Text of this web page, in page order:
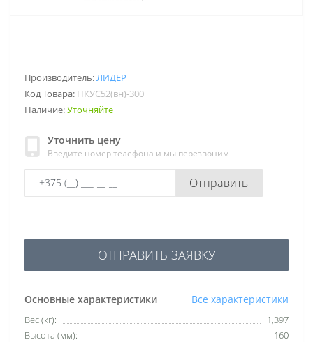
Производитель:ЛИДЕР
Код Товара: НКУС52(вн)-300
Наличие:Уточняйте
Уточнить цену
Введите номер телефона и мы перезвоним
Отправить
Основные характеристики Все характеристики
Вес (кг):
1,397
Высота (мм):
160
ОТПРАВИТЬ ЗАЯВКУ